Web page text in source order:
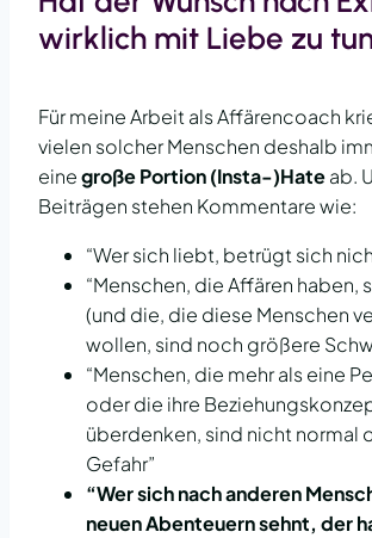
wirklich mit Liebe zu
eigentlichen Inhalt
zuzugreifen, klicken Sie
Drittanbieter
weitergegeben werden.
Mehr Informationen
Inhalt entsperren
Erforderlichen
Service akzeptieren
und Inhalte
entsperren
Für meine Arbeit als Affärencoach
vielen solcher Menschen deshalb
einegroße Portion (Insta-)Hateab.
Beiträgen stehen Kommentare wie:
“Wer sich liebt, betrügt sich
“Menschen, die Affären haben,
(und die, die diese Menschen
wollen, sind noch größere
“Menschen, die mehr als eine
oder die ihre
überdenken, sind nicht normal
Gefahr”
“Wer sich nach anderen
neuen Abenteuern sehnt, der